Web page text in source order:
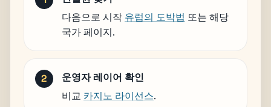
다음으로 시작 유럽의 도박법 또는 해당
국가 페이지.
운영자 레이어 확인
비교 카지노 라이선스.